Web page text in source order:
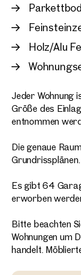
Holz/Alu
Jeder Wohnung
Größe des
entnommen
Die genaue
Grundrissplänen.
Es gibt 64
erworben
Bitte beachten
Wohnungen um
handelt.